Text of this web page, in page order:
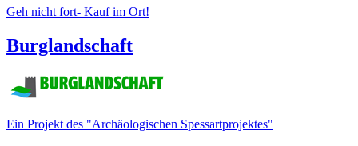
Geh nicht fort- Kauf im Ort!
Burglandschaft
Ein Projekt des "Archäologischen Spessartprojektes"